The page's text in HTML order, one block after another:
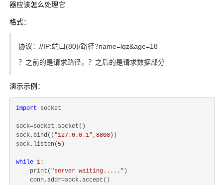
器应该怎么处理它
格式：
协议：//IP:端口(80)/路径?name=lqz&age=18
？之前的是请求路径，？之后的是请求数据部分
演示示例：
import socket
sock=socket.socket()
sock.bind(( "127.0.0.1" , 8808 ))
sock.listen( 5 )
while 1 :
    print(
"server waiting....." )
    conn,addr=sock.accept()